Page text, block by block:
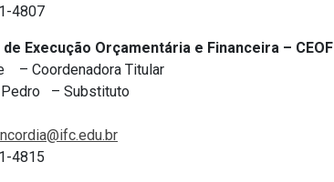
4807
Execução Orçamentária e Financeira – CEOF
– Coordenadora Titular
– Substituto
edu.br
4815